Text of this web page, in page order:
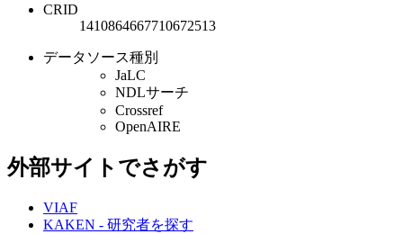
CRID
1410864667710672513
データソース種別
JaLC
NDLサーチ
Crossref
OpenAIRE
外部サイトでさがす
VIAF
KAKEN - 研究者を探す